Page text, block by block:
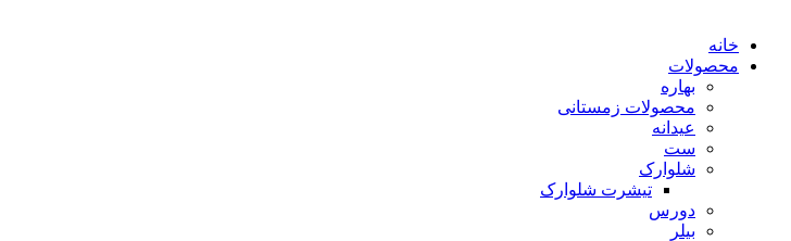
خانه
محصولات
بهاره
محصولات زمستانی
عیدانه
ست
شلوارک
تیشرت شلوارک
دورس
بیلر